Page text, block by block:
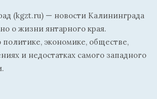
(kgzt.ru) — новости Калининграда
о жизни янтарного края.
политике, экономике, обществе,
и недостатках самого западного